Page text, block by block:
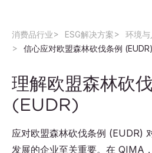
消费品行业 ESG解决方案
环境
信心应对欧盟森林砍伐条例 (EUDR)
理解欧盟森林砍
(EUDR)
应对欧盟森林砍伐条例 (EUDR)
发展的企业至关重要。在 QIMA